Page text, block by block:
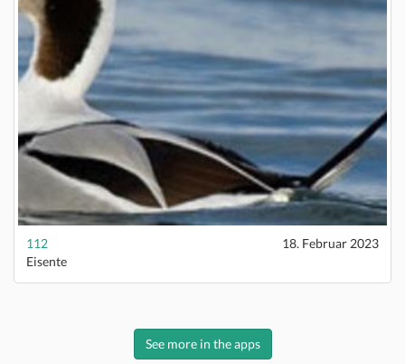
112
18. Februar 2023
Eisente
See more in the apps